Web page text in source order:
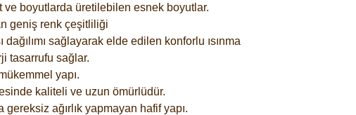
ve boyutlarda üretilebilen esnek boyutlar.
geniş renk çeşitliliği
sağlayarak elde edilen konforlu ısınma
tasarrufu sağlar.
yapı.
kaliteli ve uzun ömürlüdür.
ağırlık yapmayan hafif yapı.